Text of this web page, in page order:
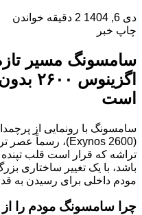
دی 6, 1404
2 دقیقه خواندن
چاپ خبر
سامسونگ مسیر
است
باشد، با یک تغییر ساختاری
مودم داخلی برای رسیدن به
چرا سامسونگ مودم را از دل